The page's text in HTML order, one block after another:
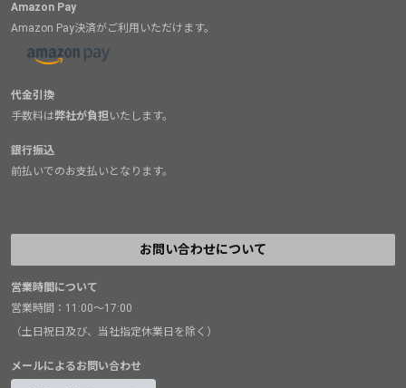
Amazon Pay
Amazon Pay決済がご利用いただけます。
代金引換
手数料は弊社が負担 いたします。
銀行振込
前払いでのお支払いとなります。
お問い合わせについて
営業時間について
営業時間：11:00～17:00
（土日祝日及び、当社指定休業日を除く）
メールによるお問い合わせ